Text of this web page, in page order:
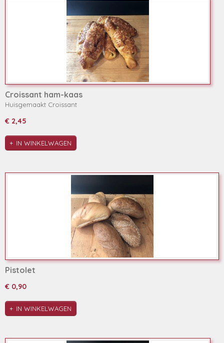
Croissant ham-kaas
Huisgemaakt Croissant
€ 2,45
IN WINKELWAGEN
Pistolet
€ 0,90
IN WINKELWAGEN